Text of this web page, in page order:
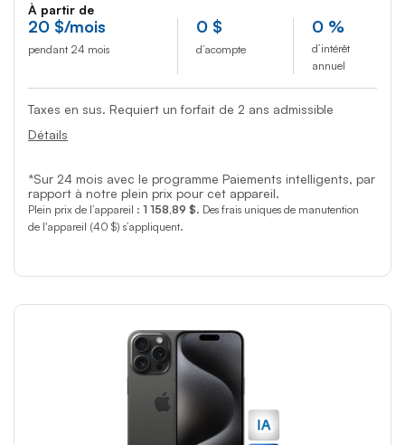
À partir de
20 $/mois
pendant 24 mois
0 $
d’acompte
0 %
d’intérêt
annuel
Taxes en sus. Requiert un forfait de 2 ans admissible
Détails
*Sur 24 mois avec le programme Paiements intelligents, par
rapport à notre plein prix pour cet appareil.
Plein prix de l’appareil : 1 158,89 $. Des frais uniques de manutention
de l'appareil (40 $) s’appliquent.